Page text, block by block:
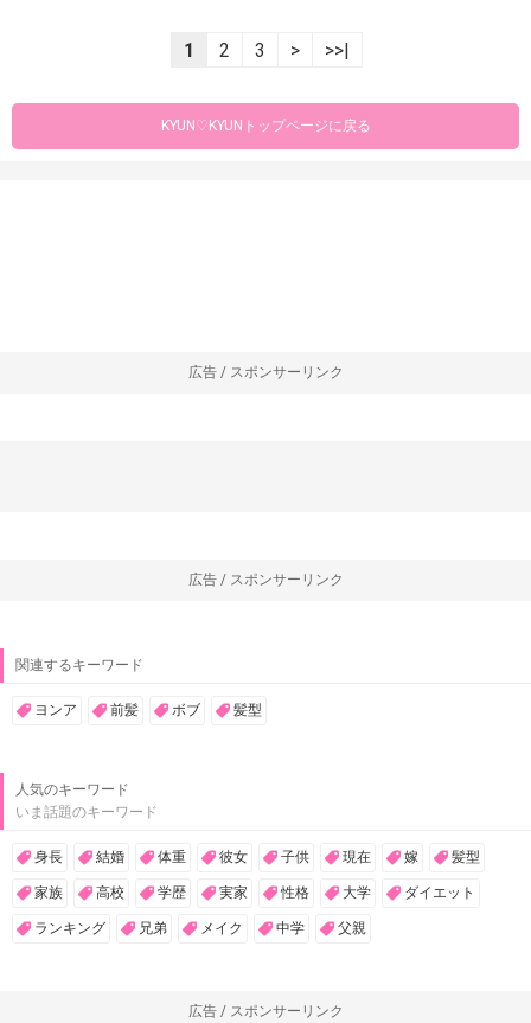
1 2 3 > >>|
KYUN♡KYUNトップページに戻る
広告 / スポンサーリンク
広告 / スポンサーリンク
関連するキーワード
ヨンア 前髪 ボブ 髪型
人気のキーワード
いま話題のキーワード
身長 結婚 体重 彼女 子供 現在 嫁 髪型
家族 高校 学歴 実家 性格 大学 ダイエット
ランキング 兄弟 メイク 中学 父親
広告 / スポンサーリンク